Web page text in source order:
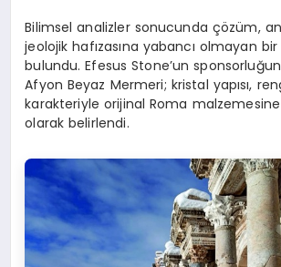
Bilimsel analizler sonucunda çözüm,
jeolojik hafızasına yabancı olmayan
bulundu.Efesus Stone’un
Afyon Beyaz Mermeri; kristal yapısı,
karakteriyle orijinal Roma
olarak belirlendi.